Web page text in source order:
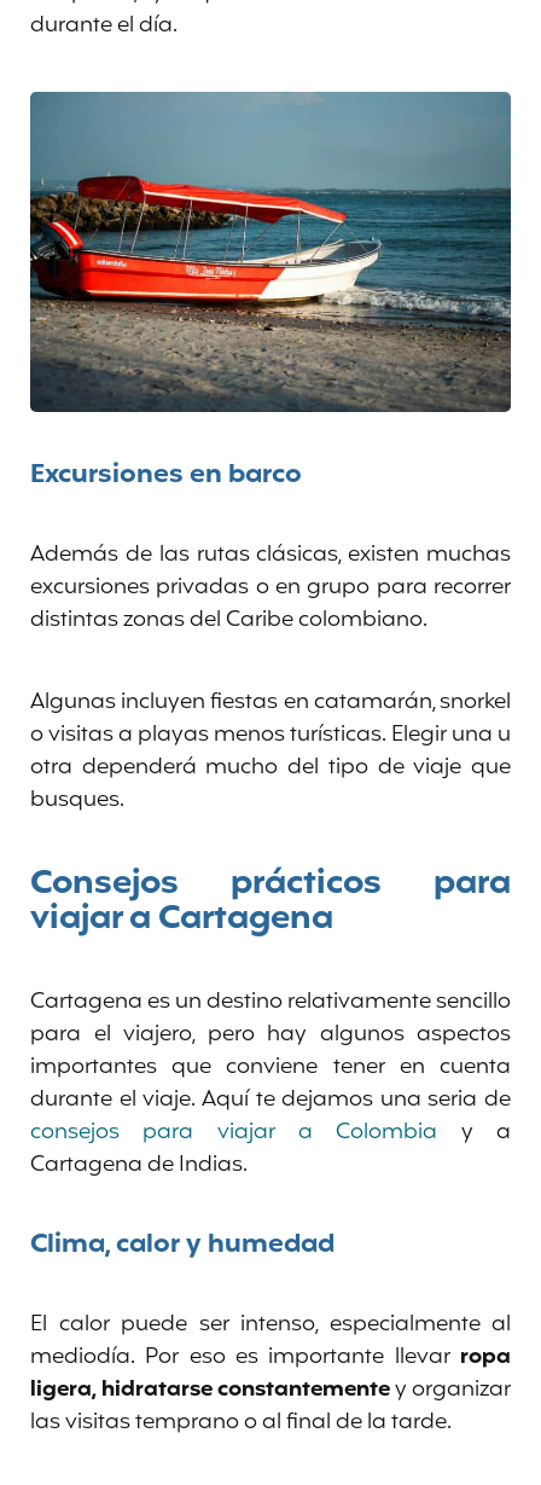
durante el día.
Excursiones en barco
Además de las rutas clásicas, existen muchas
excursiones privadas o en grupo para recorrer
distintas zonas del Caribe colombiano.
Algunas incluyen fiestas en catamarán, snorkel
o visitas a playas menos turísticas. Elegir una u
otra dependerá mucho del tipo de viaje que
busques.
Consejos prácticos para
viajar a Cartagena
Cartagena es un destino relativamente sencillo
para el viajero, pero hay algunos aspectos
importantes que conviene tener en cuenta
durante el viaje. Aquí te dejamos una seria de
consejos para viajar a Colombia y a
Cartagena de Indias.
Clima, calor y humedad
El calor puede ser intenso, especialmente al
mediodía. Por eso es importante llevar ropa
ligera, hidratarse constantementey organizar
las visitas temprano o al final de la tarde.